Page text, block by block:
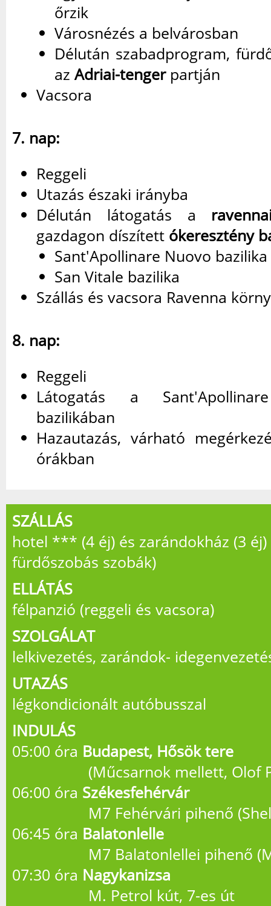
őrzik
Városnézés a belvárosban
Délután szabadprogram,
az Adriai-tengerpartján
Vacsora
7. nap:
Reggeli
Utazás északi irányba
Délután látogatás a
gazdagon díszített ókeresztény
Sant'Apollinare Nuovo bazilika
San Vitale bazilika
Szállás és vacsora Ravenna
8. nap:
Reggeli
Látogatás a
bazilikában
Hazautazás, várható
órákban
SZÁLLÁS
hotel *** (4 éj) és zarándokház (3 éj)
fürdőszobás szobák)
ELLÁTÁS
félpanzió (reggeli és vacsora)
SZOLGÁLAT
lelkivezetés, zarándok-
UTAZÁS
légkondicionált autóbusszal
INDULÁS
05:00 óra Budapest, Hősök tere
(Műcsarnok mellett, Olof
06:00 óra Székesfehérvár
M7 Fehérvári pihenő
06:45 óra Balatonlelle
M7 Balatonlellei pihenő
07:30 óra Nagykanizsa
M. Petrol kút, 7-es út